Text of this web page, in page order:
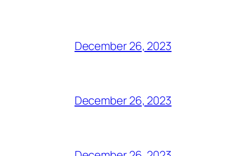
December 26, 2023
December 26, 2023